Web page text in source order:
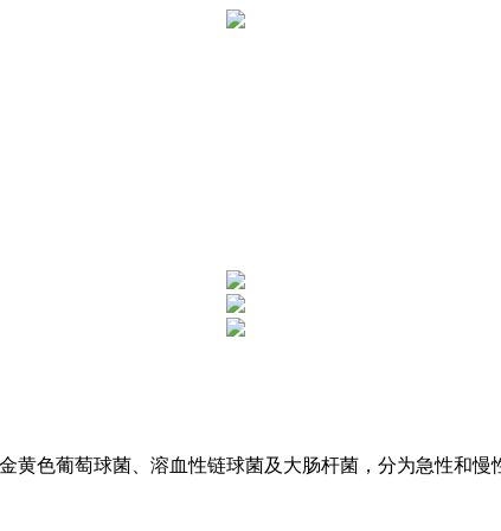
色葡萄球菌、溶血性链球菌及大肠杆菌，分为急性和慢